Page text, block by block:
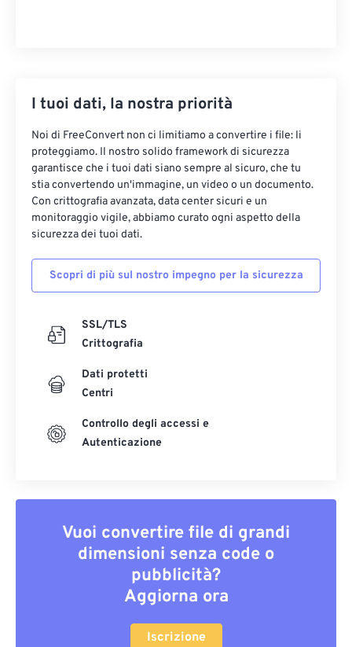
I tuoi dati, la nostra priorità
Noi di FreeConvert non ci limitiamo a convertire i file: li
proteggiamo. Il nostro solido framework di sicurezza
garantisce che i tuoi dati siano sempre al sicuro, che tu
stia convertendo un'immagine, un video o un documento.
Con crittografia avanzata, data center sicuri e un
monitoraggio vigile, abbiamo curato ogni aspetto della
sicurezza dei tuoi dati.
Scopri di più sul nostro impegno per la sicurezza
SSL/TLS
Crittografia
Dati protetti
Centri
Controllo degli accessi e
Autenticazione
Vuoi convertire file di grandi
dimensioni senza code o
pubblicità?
Aggiorna ora
Iscrizione